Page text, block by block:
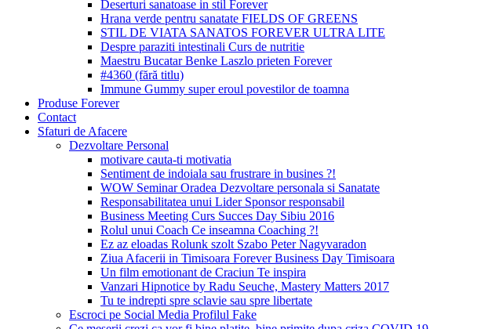
Deserturi sanatoase in stil Forever
Hrana verde pentru sanatate FIELDS OF GREENS
STIL DE VIATA SANATOS FOREVER ULTRA LITE
Despre paraziti intestinali Curs de nutritie
Maestru Bucatar Benke Laszlo prieten Forever
#4360 (fără titlu)
Immune Gummy super eroul povestilor de toamna
Produse Forever
Contact
Sfaturi de Afacere
Dezvoltare Personal
motivare cauta-ti motivatia
Sentiment de indoiala sau frustrare in busines ?!
WOW Seminar Oradea Dezvoltare personala si Sanatate
Responsabilitatea unui Lider Sponsor responsabil
Business Meeting Curs Succes Day Sibiu 2016
Rolul unui Coach Ce inseamna Coaching ?!
Ez az eloadas Rolunk szolt Szabo Peter Nagyvaradon
Ziua Afacerii in Timisoara Forever Business Day Timisoara
Un film emotionant de Craciun Te inspira
Vanzari Hipnotice by Radu Seuche, Mastery Matters 2017
Tu te indrepti spre sclavie sau spre libertate
Escroci pe Social Media Profilul Fake